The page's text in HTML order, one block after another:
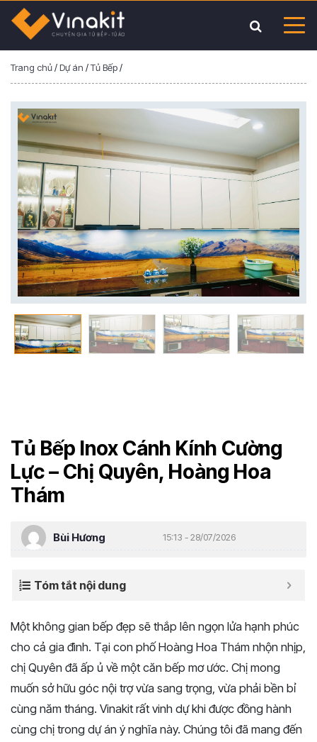
Trang chủ/Dự án /Tủ Bếp/
Tủ Bếp Inox Cánh Kính Cường
Lực – Chị Quyên, Hoàng Hoa
Thám
Bùi Hương 15:13 - 28/07/2026
Tóm tắt nội dung
Một không gian bếp đẹp sẽ thắp lên ngọn lửa hạnh phúc
cho cả gia đình. Tại con phố Hoàng Hoa Thám nhộn nhịp,
chị Quyên đã ấp ủ về một căn bếp mơ ước. Chị mong
muốn sở hữu góc nội trợ vừa sang trọng, vừa phải bền bỉ
cùng năm tháng. Vinakit rất vinh dự khi được đồng hành
cùng chị trong dự án ý nghĩa này. Chúng tôi đã mang đến